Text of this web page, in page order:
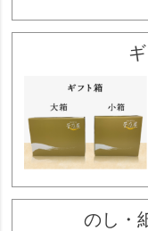
のし・